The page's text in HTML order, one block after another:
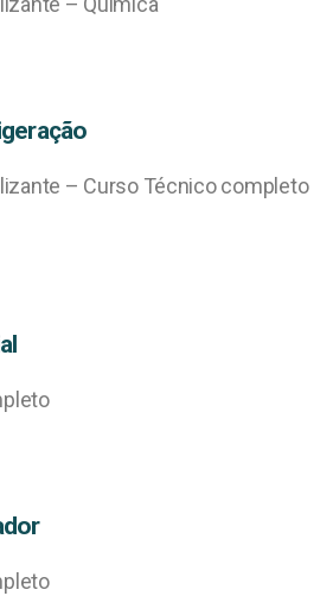
– Curso Técnico completo